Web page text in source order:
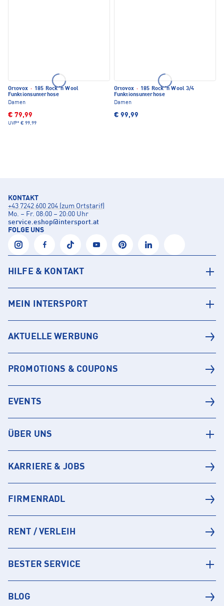
Ortovox · 185 Rock 'n Wool
Funktionsunterhose
Damen
€ 79,99
UVP* € 99,99
Ortovox · 185 Rock 'n Wool 3/4
Funktionsunterhose
Damen
€ 99,99
KONTAKT
+43 7242 600 204 (zum Ortstarif)
Mo. – Fr. 08:00 – 20:00 Uhr
service.eshop@intersport.at
FOLGE UNS
HILFE & KONTAKT
MEIN INTERSPORT
AKTUELLE WERBUNG
PROMOTIONS & COUPONS
EVENTS
ÜBER UNS
KARRIERE & JOBS
FIRMENRADL
RENT / VERLEIH
BESTER SERVICE
BLOG